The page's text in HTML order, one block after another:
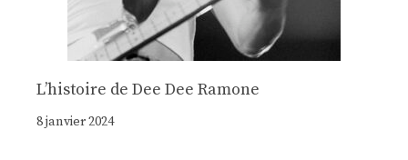
Lʼhistoire de Dee Dee Ramone
8 janvier 2024